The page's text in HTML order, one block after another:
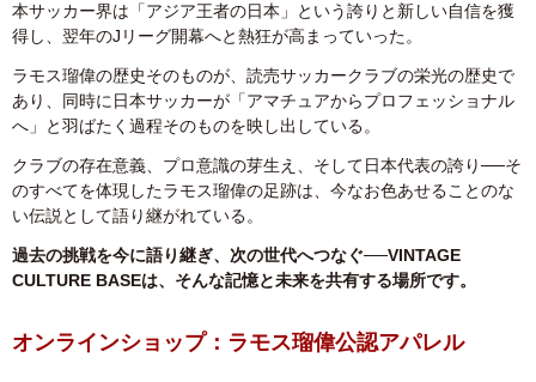
本サッカー界は「アジア王者の日本」という誇りと新しい自信を獲
得し、翌年のJリーグ開幕へと熱狂が高まっていった。
ラモス瑠偉の歴史そのものが、読売サッカークラブの栄光の歴史で
あり、同時に日本サッカーが「アマチュアからプロフェッショナル
へ」と羽ばたく過程そのものを映し出している。
クラブの存在意義、プロ意識の芽生え、そして日本代表の誇り──そ
のすべてを体現したラモス瑠偉の足跡は、今なお色あせることのな
い伝説として語り継がれている。
過去の挑戦を今に語り継ぎ、次の世代へつなぐ──VINTAGE
CULTURE BASEは、そんな記憶と未来を共有する場所です。
オンラインショップ：ラモス瑠偉公認アパレル